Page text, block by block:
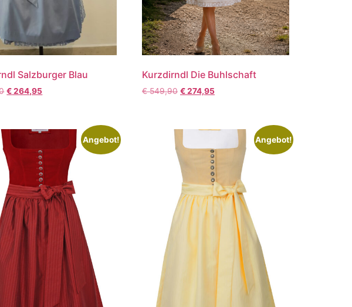
Salzburger Blau
€264,95
Kurzdirndl Die Buhlschaft
€549,90 €274,95
Angebot! Angebot!